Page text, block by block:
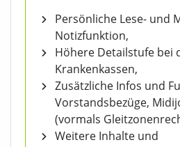
Persönliche Lese- und
Notizfunktion,
Höhere Detailstufe bei
Krankenkassen,
Zusätzliche Infos und
Vorstandsbezüge,
(vormals
Weitere Inhalte und